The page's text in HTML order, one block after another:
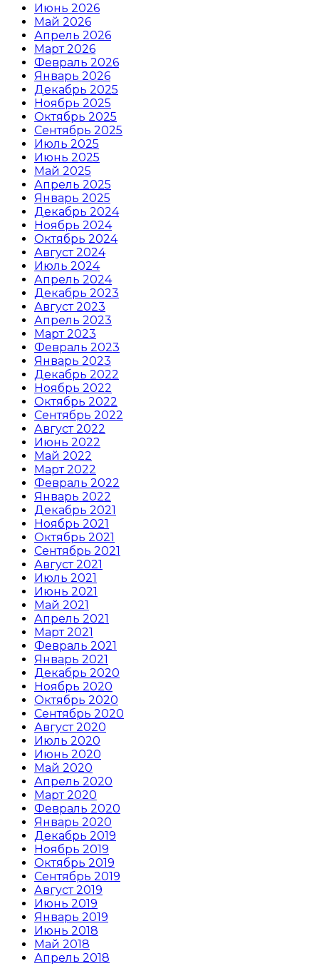
Июнь 2026
Май 2026
Апрель 2026
Март 2026
Февраль 2026
Январь 2026
Декабрь 2025
Ноябрь 2025
Октябрь 2025
Сентябрь 2025
Июль 2025
Июнь 2025
Май 2025
Апрель 2025
Январь 2025
Декабрь 2024
Ноябрь 2024
Октябрь 2024
Август 2024
Июль 2024
Апрель 2024
Декабрь 2023
Август 2023
Апрель 2023
Март 2023
Февраль 2023
Январь 2023
Декабрь 2022
Ноябрь 2022
Октябрь 2022
Сентябрь 2022
Август 2022
Июнь 2022
Май 2022
Март 2022
Февраль 2022
Январь 2022
Декабрь 2021
Ноябрь 2021
Октябрь 2021
Сентябрь 2021
Август 2021
Июль 2021
Июнь 2021
Май 2021
Апрель 2021
Март 2021
Февраль 2021
Январь 2021
Декабрь 2020
Ноябрь 2020
Октябрь 2020
Сентябрь 2020
Август 2020
Июль 2020
Июнь 2020
Май 2020
Апрель 2020
Март 2020
Февраль 2020
Январь 2020
Декабрь 2019
Ноябрь 2019
Октябрь 2019
Сентябрь 2019
Август 2019
Июнь 2019
Январь 2019
Июнь 2018
Май 2018
Апрель 2018